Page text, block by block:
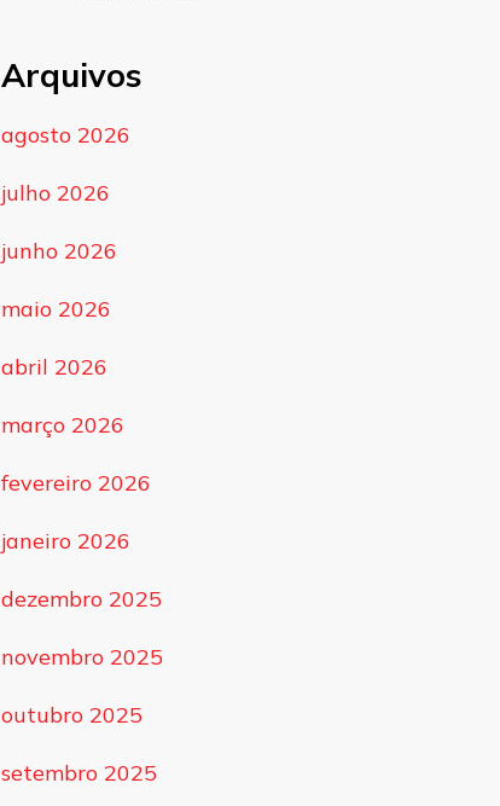
Arquivos
agosto 2026
julho 2026
junho 2026
maio 2026
abril 2026
março 2026
fevereiro 2026
janeiro 2026
dezembro 2025
novembro 2025
outubro 2025
setembro 2025